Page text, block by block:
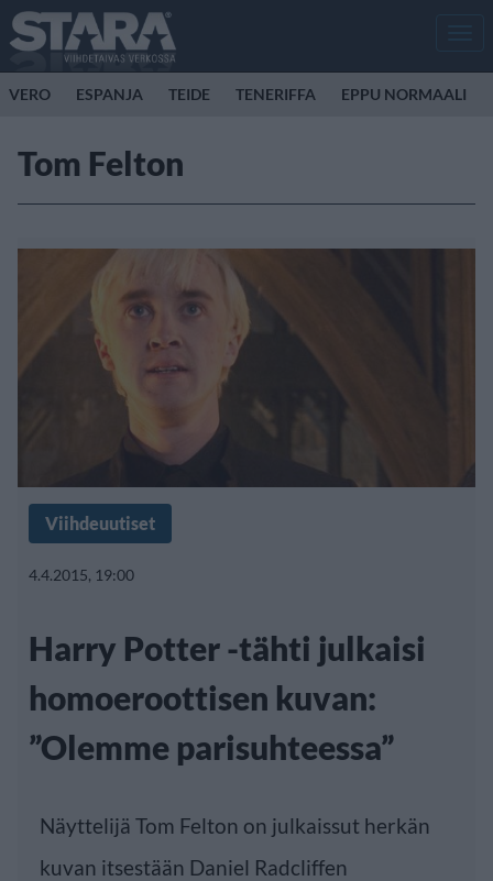
VERO ESPANJA TEIDE TENERIFFA EPPU NORMAALI
Tom Felton
Viihdeuutiset
4.4.2015, 19:00
Harry Potter -tähti julkaisi
homoeroottisen kuvan:
”Olemme parisuhteessa”
Näyttelijä Tom Felton on julkaissut herkän
kuvan itsestään Daniel Radcliffen